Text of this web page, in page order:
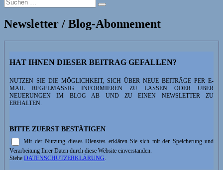
nach:
Suchen
Newsletter / Blog-Abonnement
HAT IHNEN DIESER BEITRAG GEFALLEN?
NUTZEN SIE DIE MÖGLICHKEIT, SICH ÜBER NEUE BEITRÄGE PER E-
MAIL REGELMÄSSIG INFORMIEREN ZU LASSEN ODER ÜBER N
EUERUNGEN IM BLOG AB UND ZU EINEN NEWSLETTER ZU E
RHALTEN.
BITTE ZUERST BESTÄTIGEN
Mit der Nutzung dieses Dienstes erklären Sie sich mit der Speicherung und
Verarbeitung Ihrer Daten durch diese Website einverstanden.
Siehe DATENSCHUTZERKLÄRUNG.